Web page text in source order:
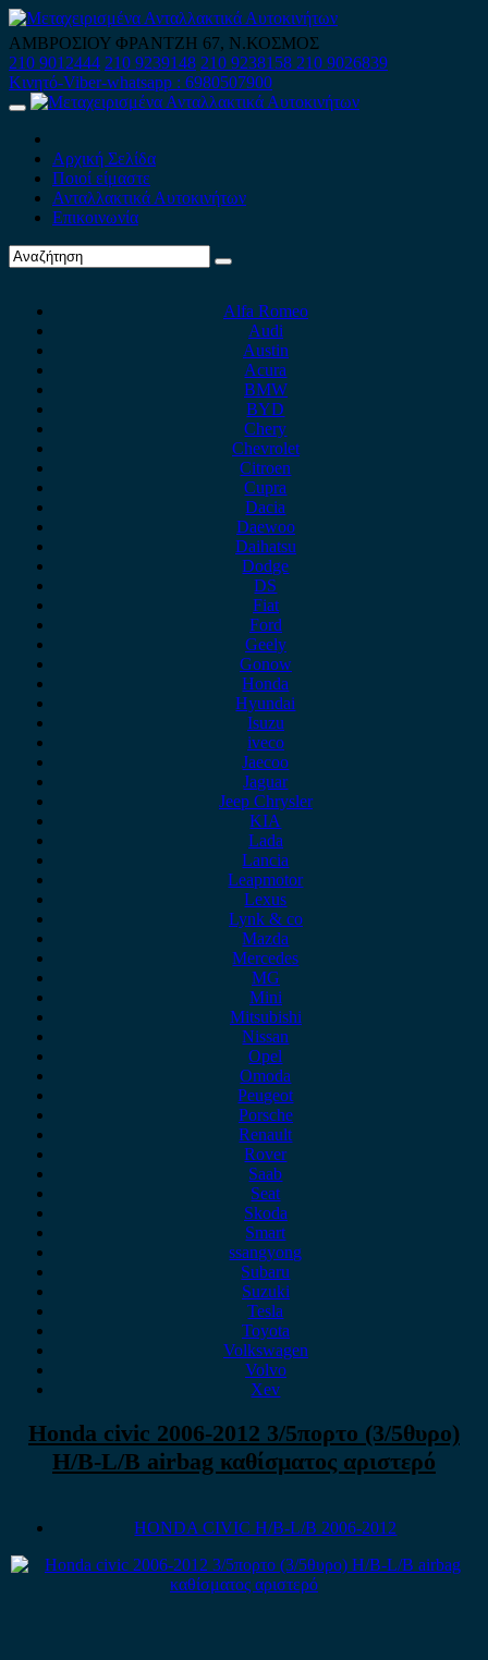
Skip
to
content
ΑΜΒΡΟΣΙΟΥ ΦΡΑΝΤΖΗ 67, Ν.ΚΟΣΜΟΣ
210 9012444 210 9239148 210 9238158 210 9026839
Κινητό-Viber-whatsapp : 6980507900
Primary
Αρχική Σελίδα
Ποιοί είμαστε
Ανταλλακτικά Αυτοκινήτων
Επικοινωνία
Alfa Romeo
Audi
Austin
Acura
BMW
BYD
Chery
Chevrolet
Citroen
Cupra
Dacia
Daewoo
Daihatsu
Dodge
DS
Fiat
Ford
Geely
Gonow
Honda
Hyundai
Isuzu
iveco
Jaecoo
Jaguar
Jeep Chrysler
KIA
Lada
Lancia
Leapmotor
Lexus
Lynk & co
Mazda
Mercedes
MG
Mini
Mitsubishi
Nissan
Opel
Omoda
Peugeot
Porsche
Renault
Rover
Saab
Seat
Skoda
Smart
ssangyong
Subaru
Suzuki
Tesla
Toyota
Volkswagen
Volvo
Xev
Honda civic 2006-2012 3/5πορτο (3/5θυρο)
H/B-L/B airbag καθίσματος αριστερό
HONDA CIVIC H/B-L/B 2006-2012